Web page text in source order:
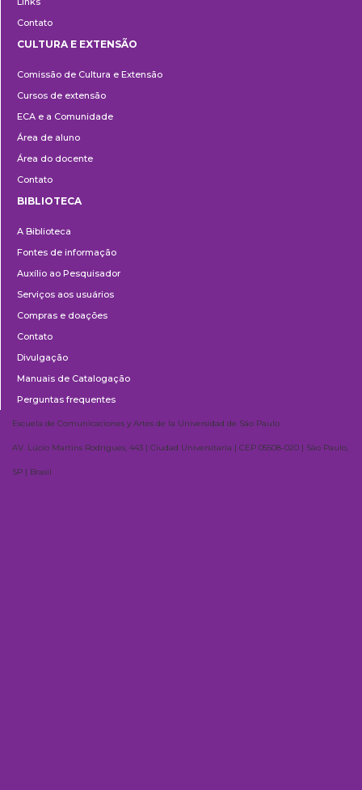
Contato
e
Extensão
CULTURA E EXTENSÃO
Comissão de Cultura e Extensão
Cursos de extensão
ECA e a Comunidade
Área de aluno
Área do docente
Contato
BIBLIOTECA
A Biblioteca
Fontes de informação
Auxílio ao Pesquisador
Serviços aos usuários
Compras e doações
Contato
Divulgação
Manuais de Catalogação
Perguntas frequentes
Escuela de Comunicaciones y Artes de la Universidad de São Paulo
AV. Lúcio Martins Rodrigues, 443 | Ciudad Universitaria | CEP 05508-020 | São Paulo,
SP | Brasil